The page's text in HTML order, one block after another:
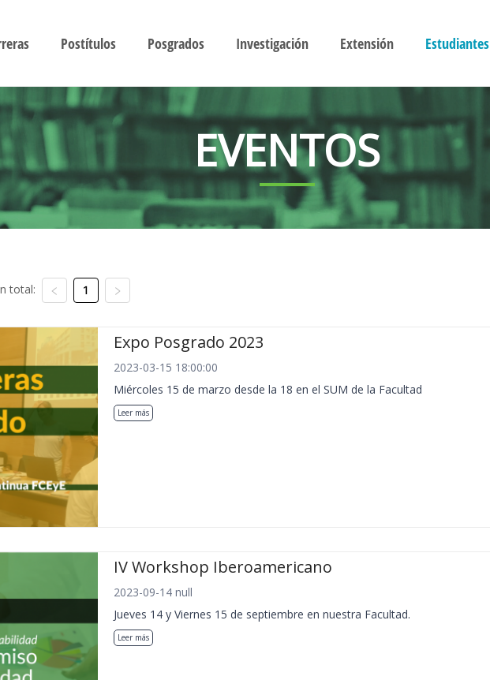
Postítulos Posgrados Investigación Extensión Estudiantes
EVENTOS
total: 1
Expo Posgrado 2023
2023-03-15 18:00:00
Miércoles 15 de marzo desde la 18 en el SUM de la Facultad
Leer más
IV Workshop Iberoamericano
2023-09-14 null
Jueves 14 y Viernes 15 de septiembre en nuestra Facultad.
Leer más